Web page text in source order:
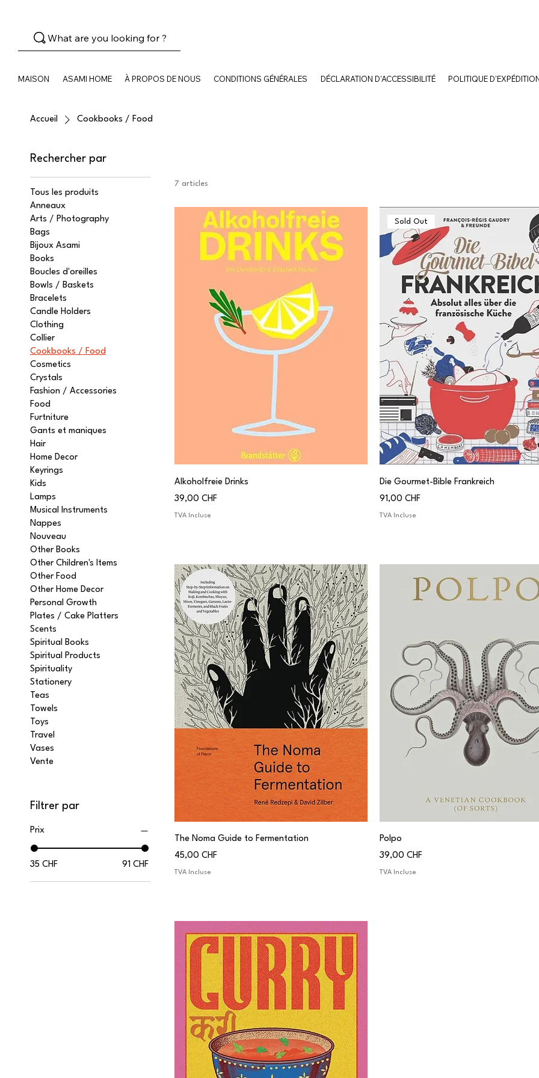
What are you looking for ?
MAISON ASAMI HOME À PROPOS DE NOUS CONDITIONS GÉNÉRALES DÉCLARATION D'ACCESSIBILITÉ POLITIQUE
Accueil Cookbooks / Food
Rechercher par
Tous les produits
Anneaux
Arts / Photography
Bags
Bijoux Asami
Books
Boucles d'oreilles
Bowls / Baskets
Bracelets
Candle Holders
Clothing
Collier
Cookbooks / Food
Cosmetics
Crystals
Fashion / Accessories
Food
Furtniture
Gants et maniques
Hair
Home Decor
Keyrings
Kids
Lamps
Musical Instruments
Nappes
Nouveau
Other Books
Other Children's Items
Other Food
Other Home Decor
Personal Growth
Plates / Cake Platters
Scents
Spiritual Books
Spiritual Products
Spirituality
Stationery
Teas
Towels
Toys
Travel
Vases
Vente
Filtrer par
Prix
35 CHF 91 CHF
7 articles
Alkoholfreie Drinks
Prix
39,00 CHF
TVA Incluse
Sold Out
Die Gourmet-Bible Frankreich
Prix
91,00 CHF
TVA Incluse
The Noma Guide to Fermentation
Prix
45,00 CHF
TVA Incluse
Polpo
Prix
39,00 CHF
TVA Incluse